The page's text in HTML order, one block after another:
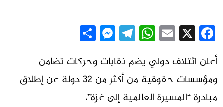
Facebook
X
Email
WhatsApp
Telegram
Messenger
أعلن ائتلاف دولي يضم نقابات وحركات تضامن
ومؤسسات حقوقية من أكثر من 32 دولة عن إطلاق
مبادرة “المسيرة العالمية إلى غزة”،